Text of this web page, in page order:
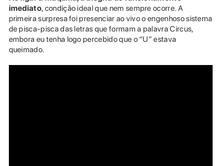
imediato, condição ideal que nem sempre ocorre. A
primeira surpresa foi presenciar ao vivo o engenhoso sistema
de pisca-pisca das letras que formam a palavra Circus,
embora eu tenha logo percebido que o “U” estava
queimado.